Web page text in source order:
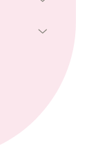
submenu
Kosten
submenu